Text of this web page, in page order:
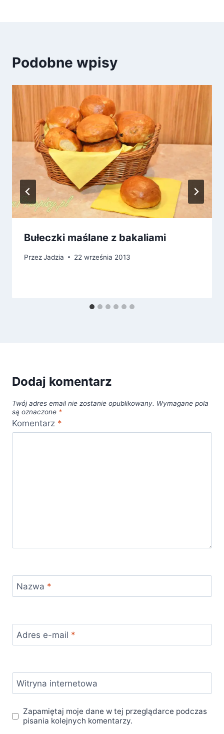
Podobne wpisy
Bułeczki maślane z bakaliami
PrzezJadzia 22 września 2013
Dodaj komentarz
Twój adres email nie zostanie opublikowany. Wymagane pola
są oznaczone *
Komentarz *
Nazwa *
Adres e-mail *
Witryna internetowa
Zapamiętaj moje dane w tej przeglądarce podczas
pisania kolejnych komentarzy.